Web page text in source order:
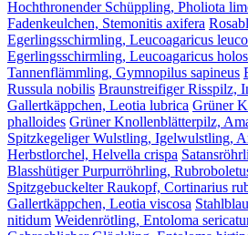
Hochthronender Schüppling, Pholiota
Fadenkeulchen, Stemonitis axifera
Egerlingsschirmling, Leucoagaricus
Egerlingsschirmling, Leucoagaricus
Tannenflämmling, Gymnopilus sapineus
Russula nobilis Braunstreifiger Risspilz,
Gallertkäppchen, Leotia lubrica Grüner
phalloides Grüner Knollenblätterpilz,
Spitzkegeliger Wulstling, Igelwulstling,
Herbstlorchel, Helvella crispa
Blasshütiger Purpurröhrling,
Spitzgebuckelter Raukopf, Cortinarius
Gallertkäppchen, Leotia viscosa
nitidum Weidenrötling, Entoloma